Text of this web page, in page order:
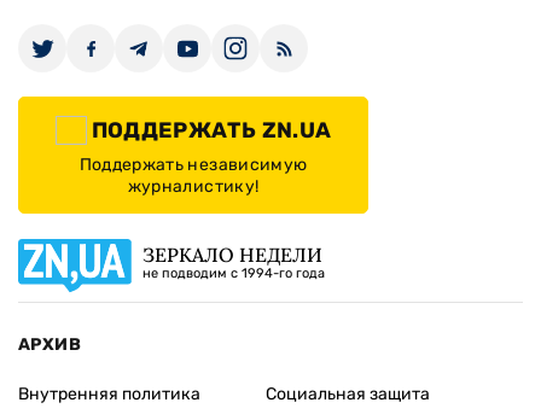
ПОДДЕРЖАТЬ ZN.UA
Поддержать независимую
журналистику!
ЗЕРКАЛО НЕДЕЛИ
не подводим с 1994-го года
АРХИВ
Внутренняя политика
Социальная защита